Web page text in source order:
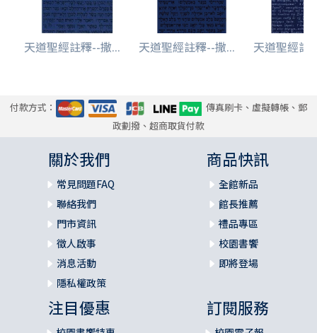
天道聖經註釋--撒... 天道聖經註釋--撒... 天道聖經註
付款方式：
傳真刷卡、虛擬轉帳、郵
政劃撥、超商取貨付款
關於我們
常見問題FAQ
聯絡我們
門市資訊
徵人啟事
消息活動
隱私權政策
商品快訊
全館新品
館長推薦
禮品專區
校園書饗
即將登場
注目優惠 訂閱服務